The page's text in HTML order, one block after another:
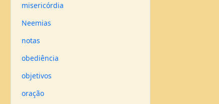
misericórdia
Neemias
notas
obediência
objetivos
oração